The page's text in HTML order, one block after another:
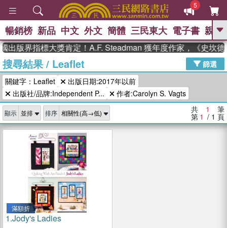
5
GO
The Odyssey 、
父親節 、 如果歷史是一群喵 、 暑期
推薦 、 國際布克獎 臺灣漫遊錄
念華 、 台灣的李登輝時代 、
孩：黎曼猜想 、 偉大的迷走神經
暢銷榜 新品 中文 外文 簡體 三民東大 電子書 親子
出版界指標大獎肯定！A.F. Steadman 獲年度作家，《史坎
搜尋結果/ Leaflet
篩選
關鍵字：Leaflet
出版日期:2017年以前
出版社/品牌:Independent P...
作者:Carolyn S. Vagts
顯示 排序 共 1 筆
第 1 / 1 頁
滿額折
1.Jody's Ladies